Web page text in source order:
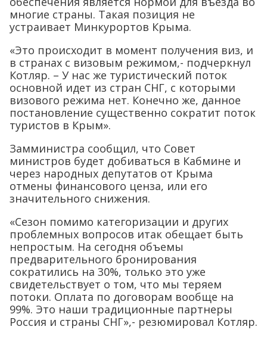
многие страны. Такая позиция не
устраивает Минкурортов Крыма.
«Это происходит в момент получения виз, и
в странах с визовым режимом,- подчеркнул
Котляр. – У нас же туристический поток
основной идет из стран СНГ, с которыми
визового режима нет. Конечно же, данное
постановление существенно сократит поток
туристов в Крым».
Замминистра сообщил, что Совет
министров будет добиваться в Кабмине и
через народных депутатов от Крыма
отмены финансового ценза, или его
значительного снижения.
«Сезон помимо категоризации и других
проблемных вопросов итак обещает быть
непростым. На сегодня объемы
предварительного бронирования
сократились на 30%, только это уже
свидетельствует о том, что мы теряем
потоки. Оплата по договорам вообще на
99%. Это наши традиционные партнеры
Россия и страны СНГ»,- резюмировал Котляр.